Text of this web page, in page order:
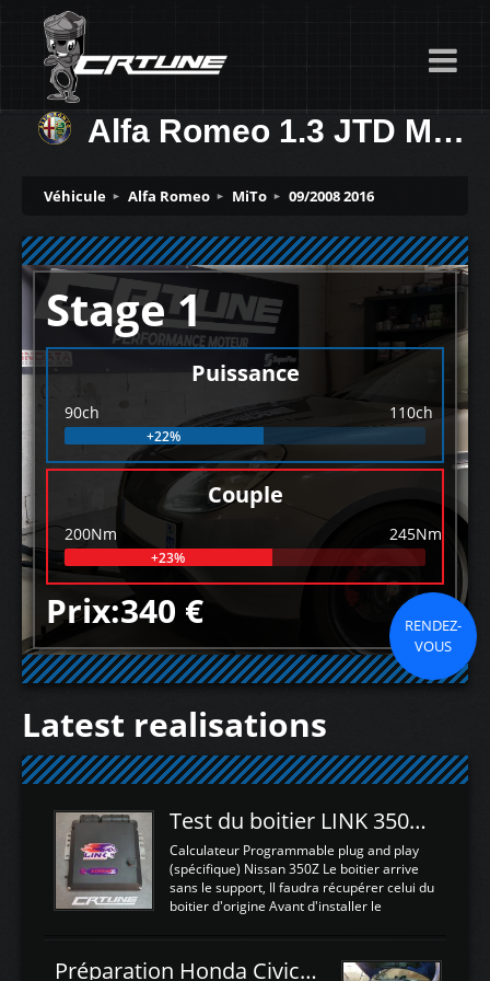
Alfa Romeo 1.3 JTD M-jet 90ch
Véhicule Alfa Romeo MiTo 09/2008 2016
Stage 1
Puissance
90ch 110ch
+22%
Couple
200Nm 245Nm
+23%
Prix:340 €
RENDEZ-
VOUS
Latest realisations
Test du boitier LINK 350Z Plugin ECU
Calculateur Programmable plug and play
(spécifique) Nissan 350Z Le boitier arrive
sans le support, Il faudra récupérer celui du
boitier d'origine Avant d'installer le
d'envoyer l'information de la large bande
Préparation Honda Civic Type R FK2